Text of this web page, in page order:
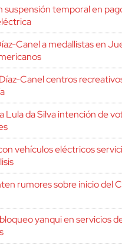
suspensión temporal en
Canel a medallistas en
Canel centros
Lula da Silva intención de
vehículos eléctricos
rumores sobre inicio del
yanqui en servicios